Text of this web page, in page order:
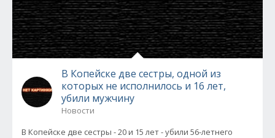
В Копейске две сестры, одной из
которых не исполнилось и 16 лет,
убили мужчину
Новости
В Копейске две сестры - 20 и 15 лет - убили 56-летнего